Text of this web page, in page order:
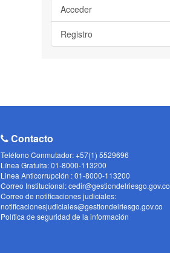
Acceder
Registro
Contacto
Teléfono Conmutador: +57(1) 5529696
Línea Gratuita: 01-8000-113200
Linea Anticorrupción : 01-8000-113200
Correo Institucional: cedir@gestiondelriesgo.gov.co
Correo de notificaciones judiciales:
notificacionesjudiciales@gestiondelriesgo.gov.co
Política de seguridad de la información